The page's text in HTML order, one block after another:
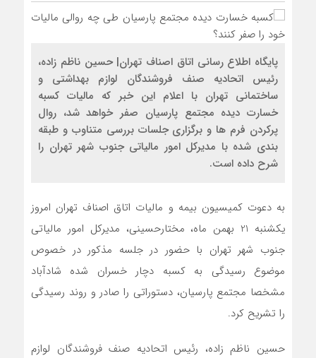
پایگاه اطلاع رسانی اتاق اصناف تهران| حسین ناظم زاده،
رئیس اتحادیه صنف فروشندگان لوازم بهداشتی و
ساختمانی تهران با اعلام این خبر که مالیات کسبه
خسارت دیده مجتمع پارسیان صفر خواهد شد، روال
پرکردن فرم ها و برگزاری جلسات بررسی متناوب و طبقه
بندی شده با مدیرکل امور مالیاتی جنوب شهر تهران را
شرح داده است.
به دعوت کمیسیون بیمه و مالیات اتاق اصناف تهران امروز
یکشنبه 21 بهمن ماه، مختارحسینی، مدیرکل امور مالیاتی
جنوب شهر تهران با حضور در جلسه مذکور در خصوص
موضوع رسیدگی به کسبه دچار خسران شده شادآباد
مشخصا مجتمع پارسیان، دستوراتی را صادر و روند رسیدگی
را تشریح کرد.
حسین ناظم زاده، رئیس اتحادیه صنف فروشندگان لوازم